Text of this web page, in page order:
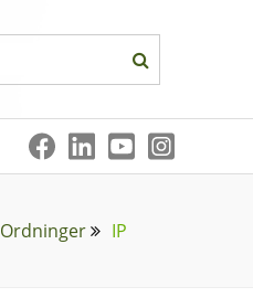
Ordninger IP